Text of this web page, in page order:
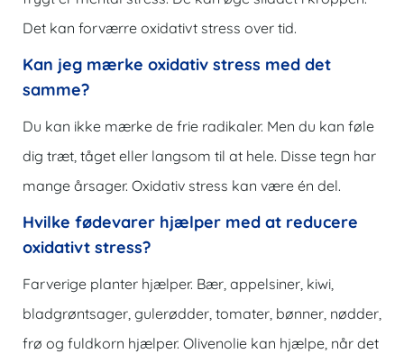
Det kan forværre oxidativt stress over tid.
Kan jeg mærke oxidativ stress med det
samme?
Du kan ikke mærke de frie radikaler. Men du kan føle
dig træt, tåget eller langsom til at hele. Disse tegn har
mange årsager. Oxidativ stress kan være én del.
Hvilke fødevarer hjælper med at reducere
oxidativt stress?
Farverige planter hjælper. Bær, appelsiner, kiwi,
bladgrøntsager, gulerødder, tomater, bønner, nødder,
frø og fuldkorn hjælper. Olivenolie kan hjælpe, når det